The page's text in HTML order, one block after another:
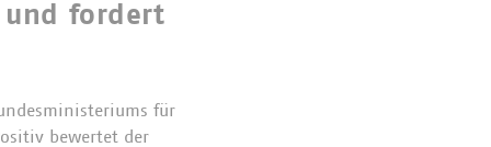
und fordert
für
bewertet der